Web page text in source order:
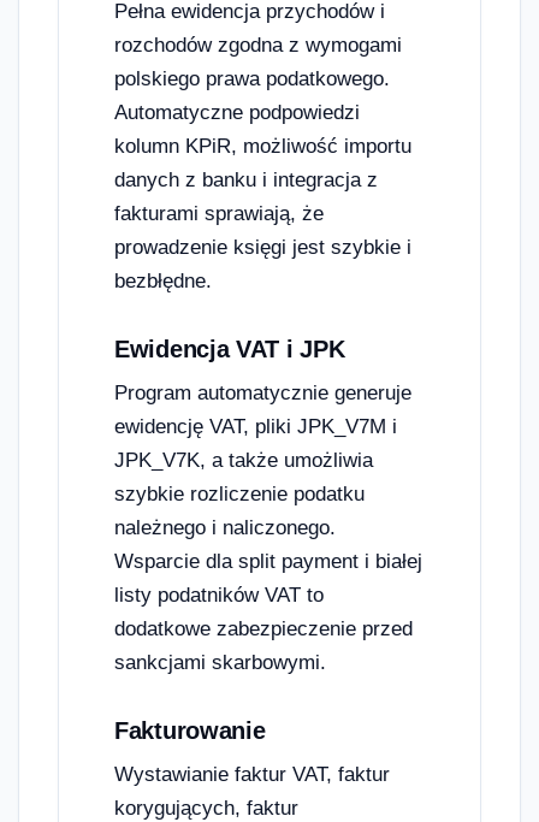
Pełna ewidencja przychodów i
rozchodów zgodna z wymogami
polskiego prawa podatkowego.
Automatyczne podpowiedzi
kolumn KPiR, możliwość importu
danych z banku i integracja z
fakturami sprawiają, że
prowadzenie księgi jest szybkie i
bezbłędne.
Ewidencja VAT i JPK
Program automatycznie generuje
ewidencję VAT, pliki JPK_V7M i
JPK_V7K, a także umożliwia
szybkie rozliczenie podatku
należnego i naliczonego.
Wsparcie dla split payment i białej
listy podatników VAT to
dodatkowe zabezpieczenie przed
sankcjami skarbowymi.
Fakturowanie
Wystawianie faktur VAT, faktur
korygujących, faktur